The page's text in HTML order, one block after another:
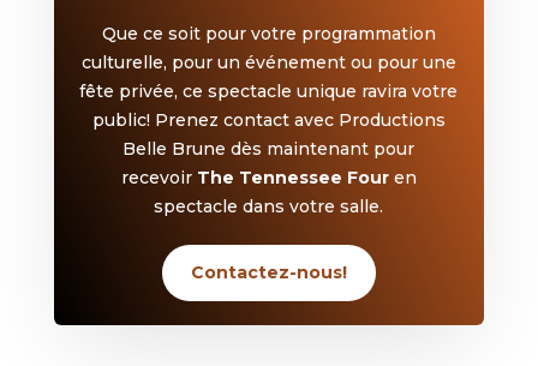
Que ce soit pour votre programmation
culturelle, pour un événement ou pour une
fête privée, ce spectacle unique ravira votre
public! Prenez contact avec Productions
Belle Brune dès maintenant pour
recevoir The Tennessee Four en
spectacle dans votre salle.
Contactez-nous!